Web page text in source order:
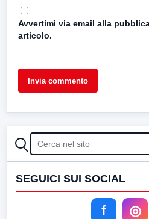
Avvertimi via email alla
articolo.
CERCA
SEGUICI SUI SOCIAL
f ◎